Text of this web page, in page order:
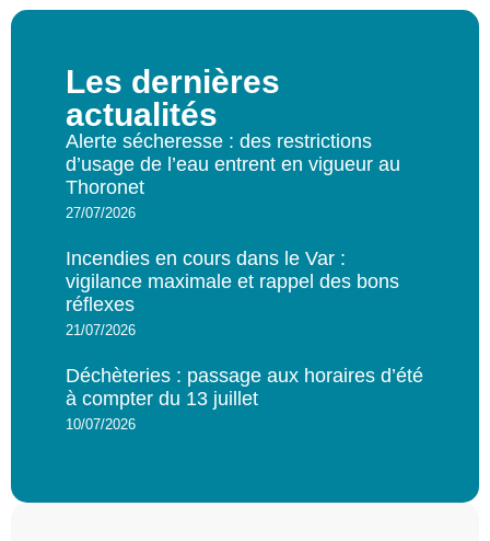
Les dernières
actualités
Alerte sécheresse : des restrictions
d’usage de l’eau entrent en vigueur au
Thoronet
27/07/2026
Incendies en cours dans le Var :
vigilance maximale et rappel des bons
réflexes
21/07/2026
Déchèteries : passage aux horaires d’été
à compter du 13 juillet
10/07/2026